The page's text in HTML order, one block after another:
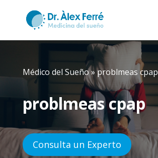
Médico del Sueño» problmeas cpap
problmeas cpap
Consulta un Experto